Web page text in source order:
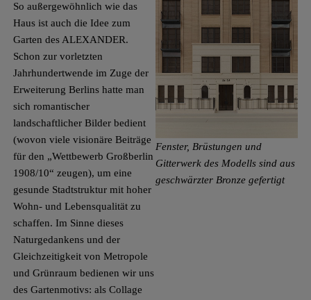
So außergewöhnlich wie das
Haus ist auch die Idee zum
Garten des ALEXANDER.
Schon zur vorletzten
Jahrhundertwende im Zuge der
Erweiterung Berlins hatte man
sich romantischer
landschaftlicher Bilder bedient
(wovon viele visionäre Beiträge
für den „Wettbewerb Groß­berlin
1908/10“ zeugen), um eine
gesunde Stadtstruktur mit hoher
Wohn-­ und Lebensqualität zu
schaffen. Im Sinne dieses
Naturgedankens und der
Gleichzeitigkeit von Metropole
und Grünraum bedienen wir uns
des Gartenmotivs: als Collage
Fenster, Brüstungen und
Gitterwerk des Modells sind aus
geschwärzter Bronze gefertigt